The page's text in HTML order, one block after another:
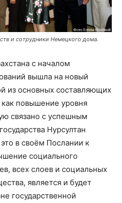
и сотрудники Немецкого дома.
с началом
вышла на новый
из основных составляющих
как повышение уровня
связано с успешным
Нурсултан
в своём Послании к
социального
всех слоев и социальных
является и будет
государственной